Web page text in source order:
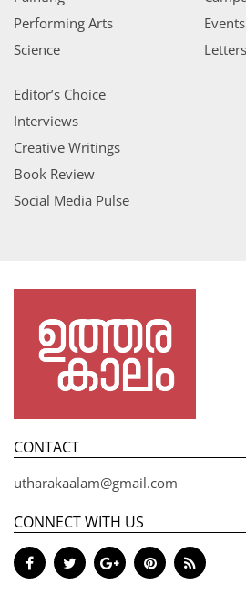
Performing Arts
Science
Events
Letters
Editor’s Choice
Interviews
Creative Writings
Book Review
Social Media Pulse
CONTACT
utharakaalam@gmail.com
CONNECT WITH US